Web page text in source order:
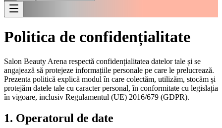
Politica de confidențialitate
Salon Beauty Arena respectă confidențialitatea datelor tale și se
angajează să protejeze informațiile personale pe care le prelucrează.
Prezenta politică explică modul în care colectăm, utilizăm, stocăm și
protejăm datele tale cu caracter personal, în conformitate cu legislația
în vigoare, inclusiv Regulamentul (UE) 2016/679 (GDPR).
1. Operatorul de date